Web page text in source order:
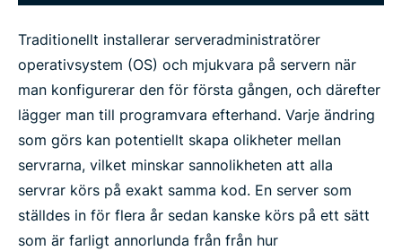
Traditionellt installerar serveradministratörer
operativsystem (OS) och mjukvara på servern när
man konfigurerar den för första gången, och därefter
lägger man till programvara efterhand. Varje ändring
som görs kan potentiellt skapa olikheter mellan
servrarna, vilket minskar sannolikheten att alla
servrar körs på exakt samma kod. En server som
ställdes in för flera år sedan kanske körs på ett sätt
som är farligt annorlunda från från hur